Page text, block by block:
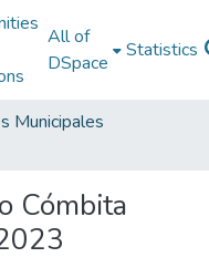
All of
DSpace
Statistics
Municipales
Cómbita